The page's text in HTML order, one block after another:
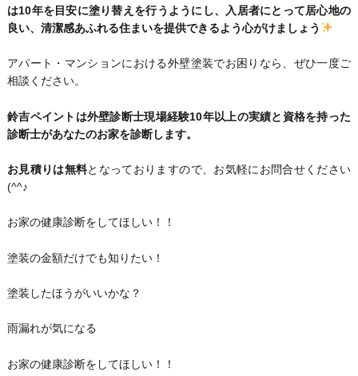
は10年を目安に塗り替えを行うようにし、入居者にとって居心地の
良い、清潔感あふれる住まいを提供できるよう心がけましょう
アパート・マンションにおける外壁塗装でお困りなら、ぜひ一度ご
相談ください。
鈴吉ペイントは外壁診断士現場経験10年以上の実績と資格を持った
診断士があなたのお家を診断します。
お見積りは無料となっておりますので、お気軽にお問合せください
(^^♪
お家の健康診断をしてほしい！！
塗装の金額だけでも知りたい！
塗装したほうがいいかな？
雨漏れが気になる
お家の健康診断をしてほしい！！